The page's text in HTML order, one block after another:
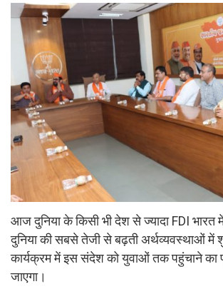
आज दुनिया के किसी भी देश से ज्यादा FDI भारत
दुनिया की सबसे तेजी से बढ़ती अर्थव्यवस्थाओं में
कार्यक्रम में इस संदेश को युवाओं तक पहुंचाने का
जाएगा।